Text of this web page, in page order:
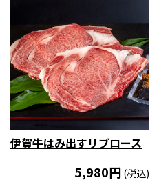
伊賀牛はみ出すリブロース
5,980円 (税込)